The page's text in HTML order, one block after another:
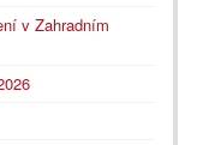
v Zahradním